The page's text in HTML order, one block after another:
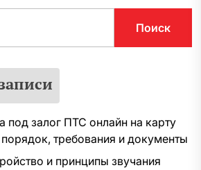
Поиск
под залог ПТС онлайн на карту
порядок, требования и документы
и принципы звучания